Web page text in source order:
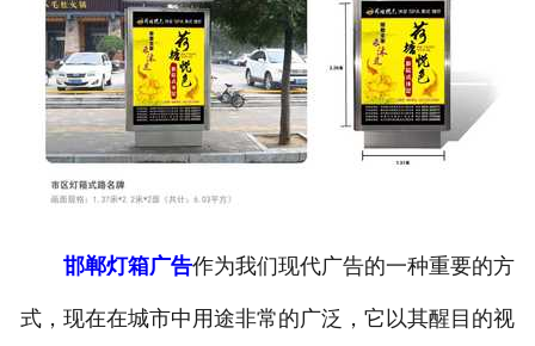
成功案例
新闻资讯
企业文化
邯郸灯箱广告作为我们现代广告的一种重要的方
式，现在在城市中用途非常的广泛，它以其醒目的视